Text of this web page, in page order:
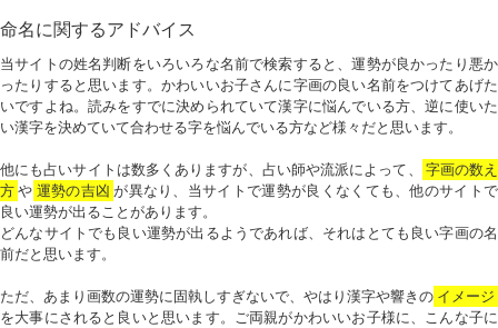
命名に関するアドバイス
当サイトの姓名判断をいろいろな名前で検索すると、運勢が良かったり悪か
ったりすると思います。かわいいお子さんに字画の良い名前をつけてあげた
いですよね。読みをすでに決められていて漢字に悩んでいる方、逆に使いた
い漢字を決めていて合わせる字を悩んでいる方など様々だと思います。
他にも占いサイトは数多くありますが、占い師や流派によって、
字画の数え
方 や 運勢の吉凶 が異なり、当サイトで運勢が良くなくても、他のサイトで
良い運勢が出ることがあります。
どんなサイトでも良い運勢が出るようであれば、それはとても良い字画の名
前だと思います。
ただ、あまり画数の運勢に固執しすぎないで、やはり漢字や響きの イメージ
を大事にされると良いと思います。ご両親がかわいいお子様に、こんな子に